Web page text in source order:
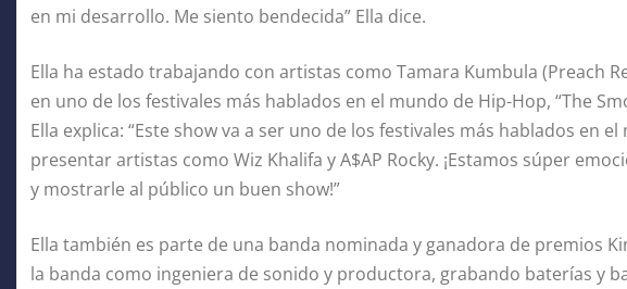
en mi desarrollo. Me siento bendecida” Ella dice.
Ella ha estado trabajando con artistas como Tamara Kumbula (Preach
en uno de los festivales más hablados en el mundo de Hip-Hop, “The
Ella explica: “Este show va a ser uno de los festivales más hablados en
presentar artistas como Wiz Khalifa y A$AP Rocky. ¡Estamos súper
y mostrarle al público un buen show!”
Ella también es parte de una banda nominada y ganadora de premios
la banda como ingeniera de sonido y productora, grabando baterías y